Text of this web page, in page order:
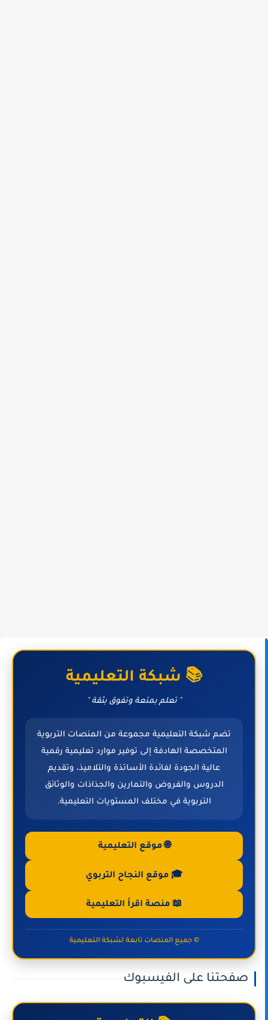
📚 شبكة التعليمية
" تعلم بمتعة وتفوق بثقة "
تضم شبكة التعليمية مجموعة من المنصات التربوية
المتخصصة الهادفة إلى توفير موارد تعليمية رقمية
عالية الجودة لفائدة الأساتذة والتلاميذ، وتقديم
الدروس والفروض والتمارين والجذاذات والوثائق
التربوية في مختلف المستويات التعليمية.
🌐 موقع التعليمية
🎓 موقع النجاح التربوي
📖 منصة اقرأ التعليمية
© جميع المنصات تابعة لشبكة التعليمية
صفحتنا على الفيسبوك